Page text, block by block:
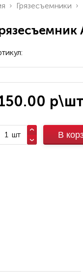
Грязесъемники
р\шт
шт В